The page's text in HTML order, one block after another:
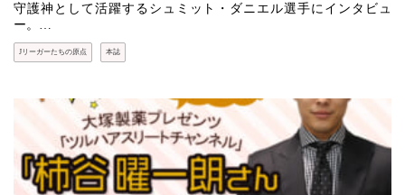
守護神として活躍するシュミット・ダニエル選手にインタビュ
ー。…
Jリーガーたちの原点 本誌